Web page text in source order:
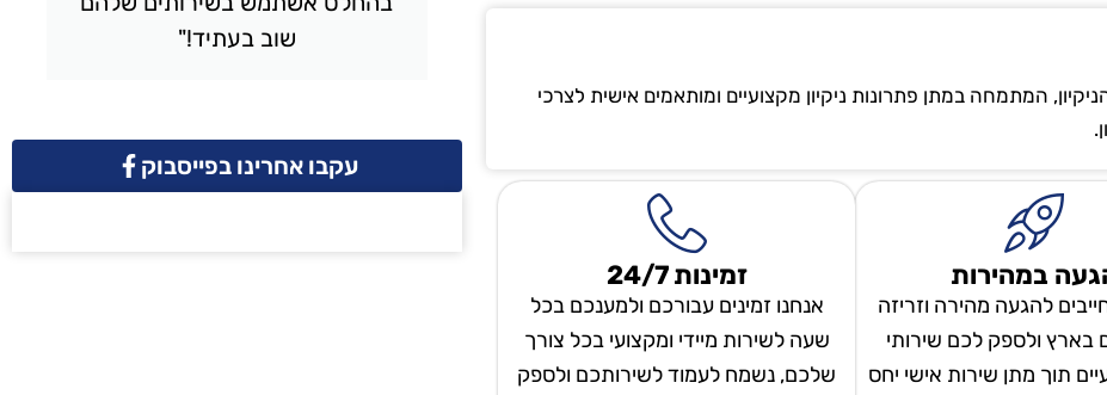
המתמחה במתן פתרונות ניקיון מקצועיים ומותאמים אישית לצרכי
במהירות
להגעה מהירה וזריזה
בארץ ולספק לכם שירותי
תוך מתן שירות אישי יחס
זמינות 24/7
אנחנו זמינים עבורכם ולמענכם בכל
שעה לשירות מיידי ומקצועי בכל צורך
שלכם, נשמח לעמוד לשירותכם ולספק
ממליץ בחום!"
עקבו אחרינו בפייסבוק